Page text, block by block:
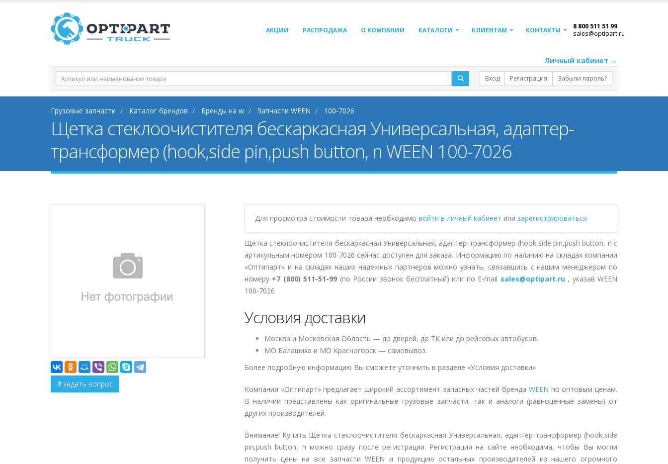
АКЦИИ РАСПРОДАЖА О КОМПАНИИ КАТАЛОГИ КЛИЕНТАМ КОНТАКТЫ 8 800 511 51 99
sales@optipart.ru
Личный кабинет →
Вход Регистрация Забыли пароль?
Грузовые запчасти Каталог брендов Бренды на w Запчасти WEEN 100-7026
Щетка стеклоочистителя бескаркасная Универсальная, адаптер-
трансформер (hook,side pin,push button, n WEEN 100-7026
задать вопрос
Для просмотра стоимости товара необходимо войти в личный кабинет или зарегистрироваться
Щетка стеклоочистителя бескаркасная Универсальная, адаптер-трансформер (hook,side pin,push button, n с
артикульным номером 100-7026 сейчас доступен для заказа. Информацию по наличию на складах компании
«Оптипарт» и на складах наших надежных партнеров можно узнать, связавшись с нашим менеджером по
номеру +7 (800) 511-51-99 (по России звонок бесплатный) или по E-mail sales@optipart.ru , указав WEEN
100-7026
Условия доставки
Москва и Московская Область — до дверей, до ТК или до рейсовых автобусов.
МО Балашиха и МО Красногорск — самовывоз.
Более подробную информацию Вы сможете уточнить в разделе «Условия доставки»
Компания «Оптипарт» предлагает широкий ассортимент запасных частей бренда WEEN по оптовым ценам.
В наличии представлены как оригинальные грузовые запчасти, так и аналоги (равноценные замены) от
других производителей.
Внимание! Купить Щетка стеклоочистителя бескаркасная Универсальная, адаптер-трансформер (hook,side
pin,push button, n можно сразу после регистрации. Регистрация на сайте необходима, чтобы Вы могли
получить цены на все запчасти WEEN и продукцию остальных производителей из нашего огромного